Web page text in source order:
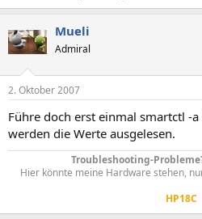
Mueli
Admiral
2. Oktober 2007
Führe doch erst einmal smartctl -
werden die Werte ausgelesen.
Troubleshooting-
Hier könnte meine Hardware stehen,
HP18C